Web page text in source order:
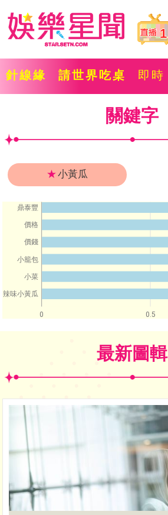
1
針線緣 請世界吃桌 即時
關鍵字
★小黃瓜
0 0.5
鼎泰豐
價格
價錢
小籠包
小菜
辣味小黃瓜
最新圖輯